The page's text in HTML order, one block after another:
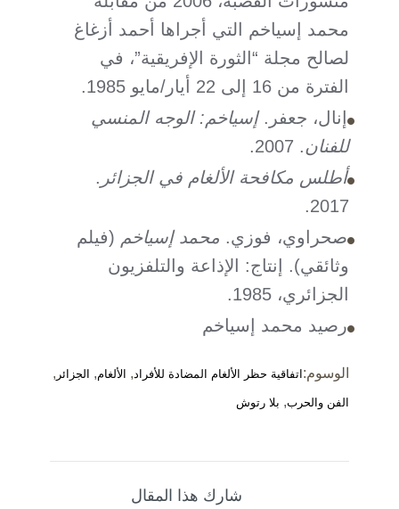
محمد إسياخم التي أجراها أحمد أزغاغ
لصالح مجلة “الثورة الإفريقية”، في
الفترة من 16 إلى 22 أيار/مايو 1985.
إنال، جعفر.إسياخم: الوجه المنسي
للفنان. 2007.
أطلس مكافحة الألغام في الجزائر .
2017.
صحراوي، فوزي. محمد إسياخم (فيلم
وثائقي). إنتاج: الإذاعة والتلفزيون
الجزائري، 1985.
رصيد محمد إسياخم
الوسوم:اتفاقية حظر الألغام المضادة للأفراد , الألغام, الجزائر ,
الفن والحرب, بلا رتوش
شارك هذا المقال